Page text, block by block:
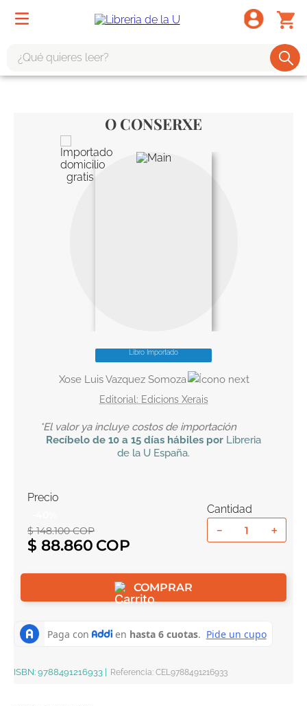
O CONSERXE
Libro Importado
Xose Luis Vazquez Somoza
Edicions Xerais
*El valor ya incluye costos de importación
Recíbelo de 10 a 15 días hábiles por Libreria
de la U España.
Precio
$ 148.100COP
$ 88.860
Cantidad
＋
－
COMPRAR
ISBN: 9788491216933 Referencia: CEL9788491216933
tote bag -
harry potter
iliada